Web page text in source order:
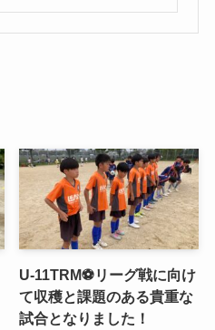
U-11TRM⚽️リーグ戦に向け
て収穫と課題のある貴重な
試合となりました！